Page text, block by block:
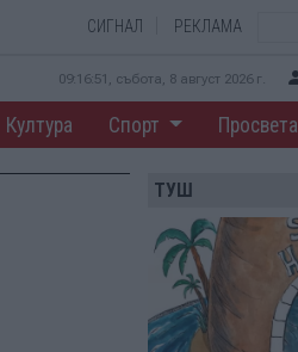
СИГНАЛ РЕКЛАМА
09:16:52, събота, 8 август 2026 г.
Култура Спорт Просвета
ТУШ